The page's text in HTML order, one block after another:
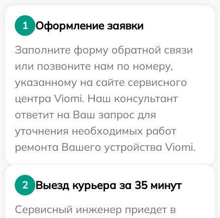
1
Оформление заявки
Заполните форму обратной связи
или позвоните нам по номеру,
указанному на сайте сервисного
центра Viomi. Наш консультант
ответит на Ваш запрос для
уточнения необходимых работ
ремонта Вашего устройства Viomi.
2
Выезд курьера за 35 минут
Сервисный инженер приедет в